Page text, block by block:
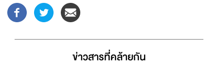
ข่าวสารที่่คล้ายกัน